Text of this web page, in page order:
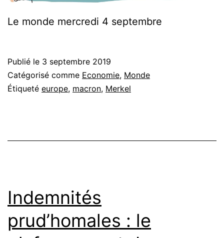
Le monde mercredi 4 septembre
Publié le 3 septembre 2019
Catégorisé comme Economie, Monde
Étiqueté europe, macron, Merkel
Indemnités
prud’homales : le